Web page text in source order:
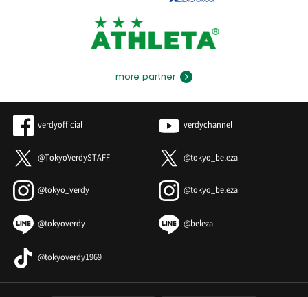
more partner
verdyofficial verdychannel
@TokyoVerdySTAFF @tokyo_beleza
@tokyo_verdy @tokyo_beleza
@tokyoverdy @beleza
@tokyoverdy1969